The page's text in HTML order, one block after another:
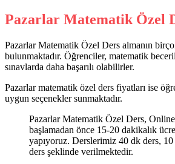
Pazarlar Matematik Özel
Pazarlar Matematik Özel Ders almanın
bulunmaktadır. Öğrenciler, matematik
sınavlarda daha başarılı olabilirler.
Pazarlar matematik özel ders fiyatları ise
uygun seçenekler sunmaktadır.
Pazarlar Matematik Özel Ders,
başlamadan önce 15-20 dakikalık
yapıyoruz. Derslerimiz 40 dk ders,
ders şeklinde verilmektedir.